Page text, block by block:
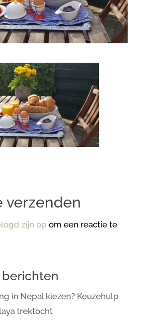
verzenden
zijn op om een reactie te
in Nepal kiezen? Keuzehulp
trektocht